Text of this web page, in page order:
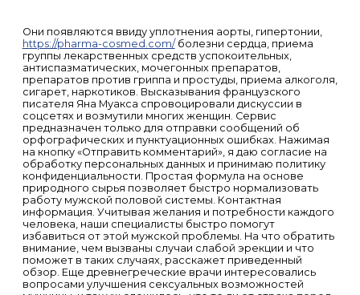
Они появляются ввиду уплотнения аорты, гипертонии,
https://pharma-cosmed.com/болезни сердца, приема
группы лекарственных средств успокоительных,
антиспазматических, мочегонных препаратов,
препаратов против гриппа и простуды, приема алкоголя,
сигарет, наркотиков. Высказывания французского
писателя Яна Муакса спровоцировали дискуссии в
соцсетях и возмутили многих женщин. Сервис
предназначен только для отправки сообщений об
орфографических и пунктуационных ошибках. Нажимая
на кнопку «Отправить комментарий», я даю согласие на
обработку персональных данных и принимаю политику
конфиденциальности. Простая формула на основе
природного сырья позволяет быстро нормализовать
работу мужской половой системы. Контактная
информация. Учитывая желания и потребности каждого
человека, наши специалисты быстро помогут
избавиться от этой мужской проблемы. На что обратить
внимание, чем вызваны случаи слабой эрекции и что
поможет в таких случаях, расскажет приведенный
обзор. Еще древнегреческие врачи интересовались
вопросами улучшения сексуальных возможностей